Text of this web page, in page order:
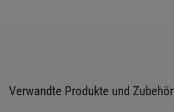
Verwandte Produkte und Zubehör